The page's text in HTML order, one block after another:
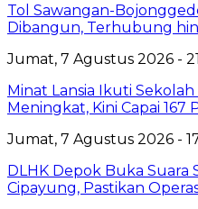
Tol Sawangan-
Dibangun, Terhubung
Jumat, 7 Agustus 2026 -
Minat Lansia Ikuti
Meningkat, Kini Capai 167
Jumat, 7 Agustus 2026 -
DLHK Depok Buka Suara
Cipayung, Pastikan